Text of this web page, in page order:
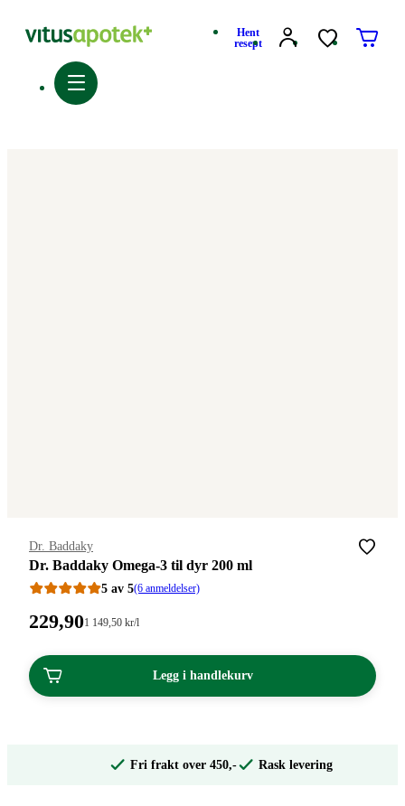
Hent
resept
Merke:
Dr. Baddaky
Dr. Baddaky Omega-3 til dyr 200 ml
5 av 5(6 anmeldelser)
Pris:
kroner.
229,90Stykkpris:
149,50/l
1 149 ,50 kr/l
Legg i handlekurv
Fri frakt over 450,- Rask levering